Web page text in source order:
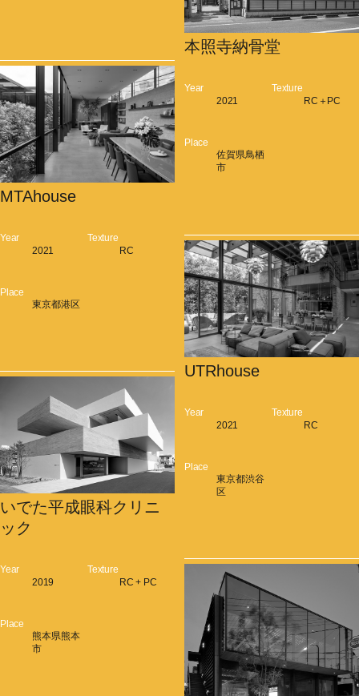
本照寺納骨堂
Year
2021
Texture
RC＋PC
Place
佐賀県鳥栖
市
MTAhouse
Year
2021
Texture
RC
Place
東京都港区
UTRhouse
Year
2021
Texture
RC
Place
東京都渋谷
区
いでた平成眼科クリニ
ック
Year
2019
Texture
RC + PC
Place
熊本県熊本
市